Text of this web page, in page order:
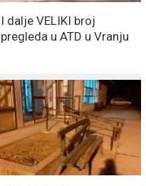
I dalje VELIKI broj
pregleda u ATD u Vranju